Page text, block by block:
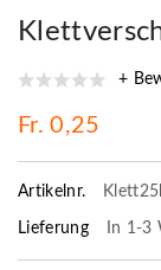
+
Fr. 0,25
Artikelnr.
Lieferung In 1-3